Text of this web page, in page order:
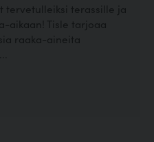
tervetulleiksi terassille ja
aikaan! Tisle tarjoaa
raaka-aineita